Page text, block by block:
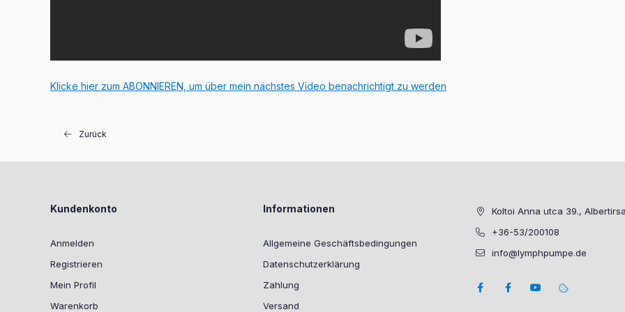
Klicke hier zum ABONNIEREN, um über mein nächstes Video benachrichtigt zu werden
Zurück
Kundenkonto
Anmelden
Registrieren
Mein Profil
Warenkorb
Informationen
Allgemeine Geschäftsbedingungen
Datenschutzerklärung
Zahlung
Versand
Koltoi Anna utca 39.,
+36-53/200108
info@lymphpumpe.de